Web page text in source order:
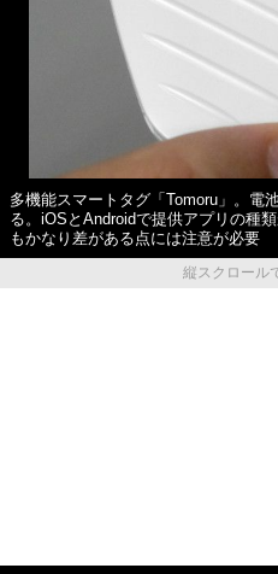
多機能スマートタグ「Tomoru」。電
る。iOSとAndroidで提供アプリの種
もかなり差がある点には注意が必要
縦スクロール